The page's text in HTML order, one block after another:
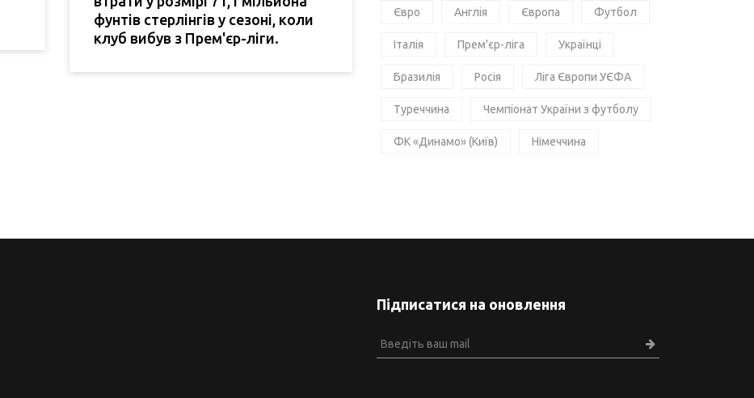
фунтів стерлінгів у сезоні, коли
клуб вибув з Прем'єр-ліги.
Євро Англія Європа Футбол
Італія Прем'єр-ліга Українці
Бразилія Росія Ліга Європи УЄФА
Туреччина Чемпіонат України з футболу
ФК «Динамо» (Київ) Німеччина
Підписатися на оновлення